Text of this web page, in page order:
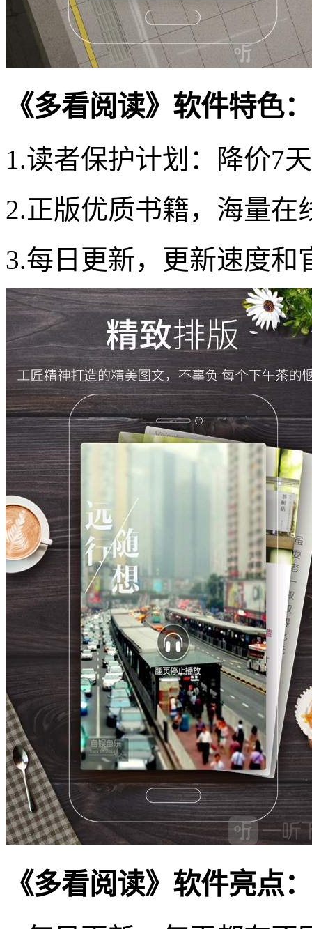
《多看阅读》软件特色：
1.读者保护计划：降价7
2.正版优质书籍，海量在
3.每日更新，更新速度和
《多看阅读》软件亮点：